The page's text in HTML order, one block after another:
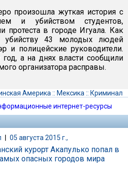
произошла жуткая история с
и убийством студентов,
протеста в городе Игуала. Как
убийству 43 молодых людей
и полицейские руководители.
а на днях власти сообщили
организатора расправы.
Америка :: Мексика :: Криминал
интернет-ресурсы
| 05 августа 2015 г.,
курорт Акапулько попал в
опасных городов мира